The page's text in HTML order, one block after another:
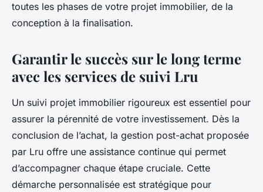
toutes les phases de votre projet immobilier, de la
conception à la finalisation.
Garantir le succès sur le long terme
avec les services de suivi Lru
Un suivi projet immobilier rigoureux est essentiel pour
assurer la pérennité de votre investissement. Dès la
conclusion de l’achat, la gestion post-achat proposée
par Lru offre une assistance continue qui permet
d’accompagner chaque étape cruciale. Cette
démarche personnalisée est stratégique pour